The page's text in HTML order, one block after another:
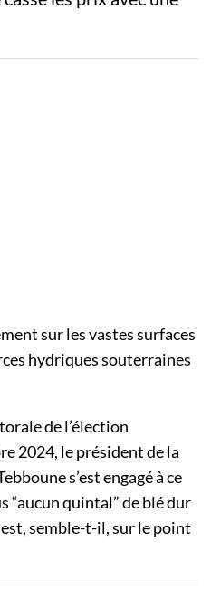
sur les vastes surfaces
hydriques souterraines
de l’élection
2024, le président de la
s’est engagé à ce
“aucun quintal” de blé dur
semble-t-il, sur le point